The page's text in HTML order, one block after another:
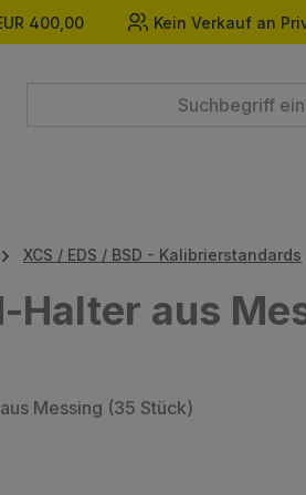
400,00 Kein Verkauf an
XCS / EDS / BSD - Kalibrierstandards
Halter aus